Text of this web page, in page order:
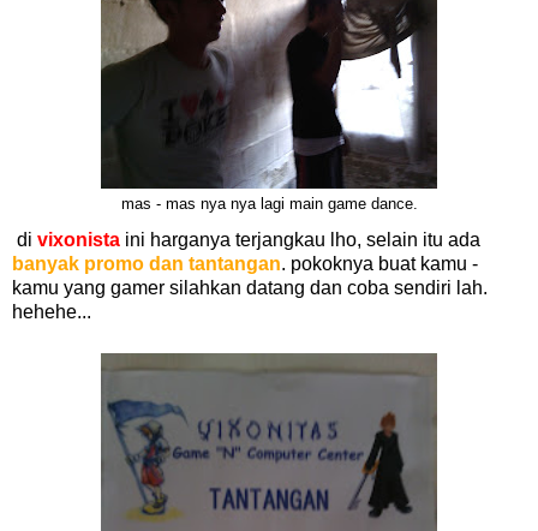
mas - mas nya nya lagi main game dance.
di vixonista ini harganya terjangkau lho, selain itu ada
banyak promo dan tantangan. pokoknya buat kamu -
kamu yang gamer silahkan datang dan coba sendiri lah.
hehehe...